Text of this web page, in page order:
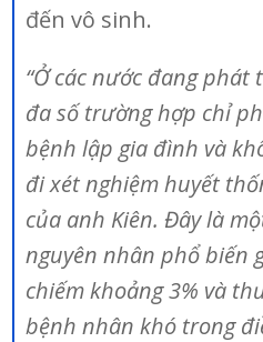
đến vô sinh.
“Ở các nước đang phát
đa số trường hợp chỉ
bệnh lập gia đình và
đi xét nghiệm huyết
của anh Kiên. Đây là
nguyên nhân phổ biến
chiếm khoảng 3% và
bệnh nhân khó trong